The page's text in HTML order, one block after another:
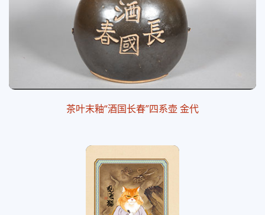
茶叶末釉“酒国长春”四系壶 金代